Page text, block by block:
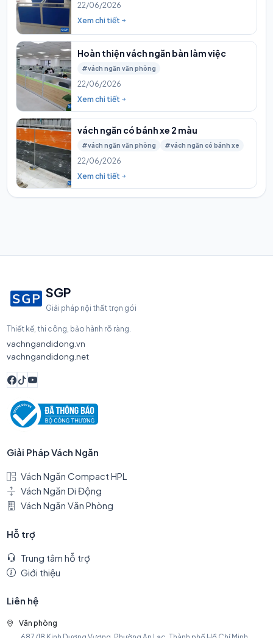
22/06/2026
Xem chi tiết
Hoàn thiện vách ngăn bàn làm việc
#vách ngăn văn phòng
22/06/2026
Xem chi tiết
vách ngăn có bánh xe 2 màu
#vách ngăn văn phòng #vách ngăn có bánh xe
22/06/2026
Xem chi tiết
SGP
Giải pháp nội thất trọn gói
Thiết kế, thi công, bảo hành rõ ràng.
vachngandidong.vn
vachngandidong.net
Giải Pháp Vách Ngăn
Vách Ngăn Compact HPL
Vách Ngăn Di Động
Vách Ngăn Văn Phòng
Hỗ trợ
Trung tâm hỗ trợ
Giới thiệu
Liên hệ
Văn phòng